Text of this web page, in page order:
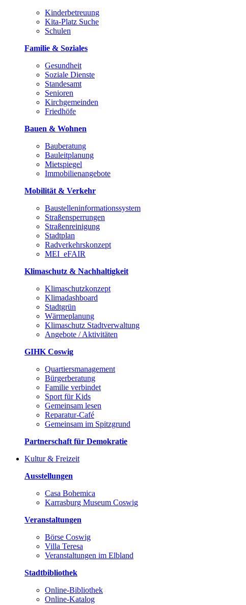
Kinderbetreuung
Kita-Platz Suche
Schulen
Familie & Soziales
Gesundheit
Soziale Dienste
Standesamt
Senioren
Kirchgemeinden
Friedhöfe
Bauen & Wohnen
Bauberatung
Bauleitplanung
Mietspiegel
Immobilienangebote
Mobilität & Verkehr
Baustelleninformationssystem
Straßensperrungen
Straßenreinigung
Stadtplan
Radverkehrskonzept
MEI_eFAIR
Klimaschutz & Nachhaltigkeit
Klimaschutzkonzept
Klimadashboard
Stadtgrün
Wärmeplanung
Klimaschutz Stadtverwaltung
Angebote / Aktivitäten
GIHK Coswig
Quartiersmanagement
Bürgerberatung
Familie verbindet
Sport für Kids
Gemeinsam lesen
Reparatur-Café
Gemeinsam im Spitzgrund
Partnerschaft für Demokratie
Kultur & Freizeit
Ausstellungen
Casa Bohemica
Karrasburg Museum Coswig
Veranstaltungen
Börse Coswig
Villa Teresa
Veranstaltungen im Elbland
Stadtbibliothek
Online-Bibliothek
Online-Katalog